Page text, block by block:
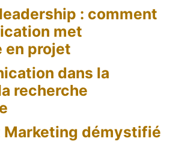
: comment
met
en projet
dans la
recherche
Marketing démystifié